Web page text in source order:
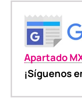
Apartado
¡Síguenos